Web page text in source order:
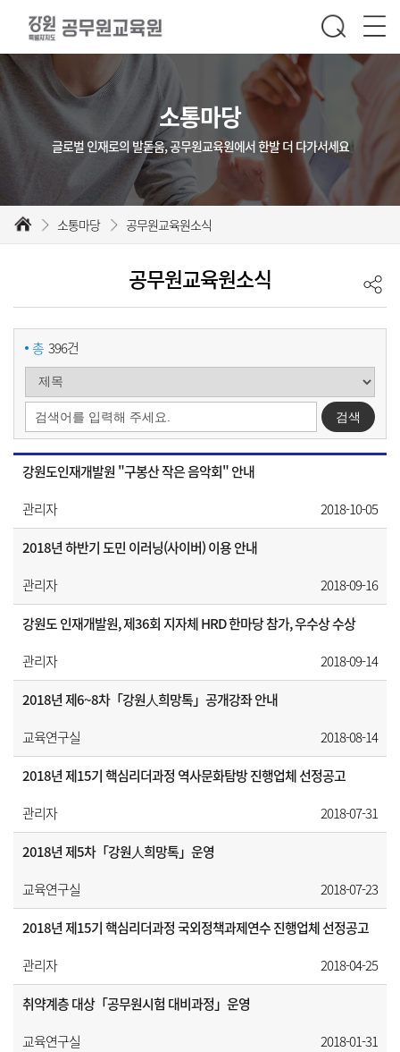
소통마당
글로벌 인재로의 발돋움, 공무원교육원에서 한발 더 다가서세요
소통마당 공무원교육원소식
공무원교육원소식
총 396건
강원도인재개발원 "구봉산 작은 음악회" 안내
관리자
2018-10-05
2018년 하반기 도민 이러닝(사이버) 이용 안내
관리자
2018-09-16
강원도 인재개발원, 제36회 지자체 HRD 한마당 참가, 우수상 수상
관리자
2018-09-14
2018년 제6~8차「강원人희망톡」공개강좌 안내
교육연구실
2018-08-14
2018년 제15기 핵심리더과정 역사문화탐방 진행업체 선정공고
관리자
2018-07-31
2018년 제5차「강원人희망톡」운영
교육연구실
2018-07-23
2018년 제15기 핵심리더과정 국외정책과제연수 진행업체 선정공고
관리자
2018-04-25
취약계층 대상「공무원시험 대비과정」운영
교육연구실
2018-01-31